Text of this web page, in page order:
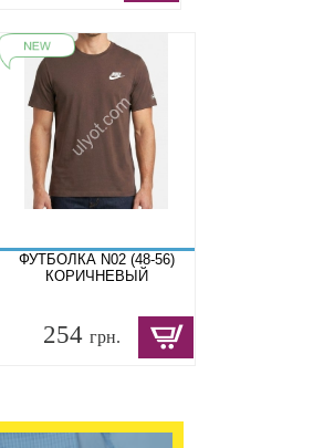
ФУТБОЛКА N02 (48-56)
КОРИЧНЕВЫЙ
254 грн.